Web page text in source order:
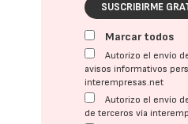
SUSCRIBIRME
Marcar todos
Autorizo el envío
avisos informativos
interempresas.net
Autorizo el envío
de terceros vía